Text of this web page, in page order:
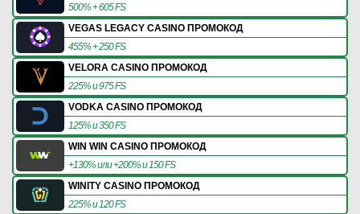
500% + 605 FS
VEGAS LEGACY CASINO ПРОМОКОД
455% + 250 FS
VELORA CASINO ПРОМОКОД
225% и 975 FS
VODKA CASINO ПРОМОКОД
125% и 350 FS
WIN WIN CASINO ПРОМОКОД
+130% или +200% и 150 FS
WINITY CASINO ПРОМОКОД
225% и 120 FS